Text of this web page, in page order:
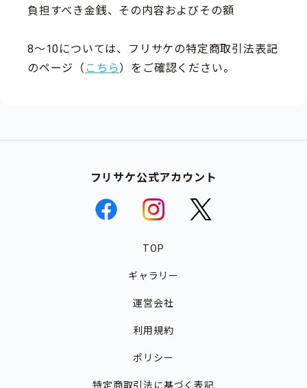
負担すべき金銭、その内容およびその額
8～10については、フリサケの特定商取引法表記
のページ（ こちら）をご確認ください。
フリサケ公式アカウント
TOP
ギャラリー
運営会社
利用規約
ポリシー
特定商取引法に基づく表記